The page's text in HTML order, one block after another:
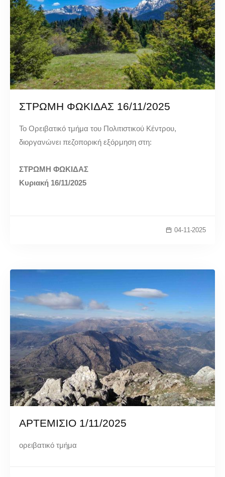
ΣΤΡΩΜΗ ΦΩΚΙΔΑΣ 16/11/2025
Το Ορειβατικό τμήμα του Πολιτιστικού Κέντρου,
διοργανώνει πεζοπορική εξόρμηση στη:
ΣΤΡΩΜΗ ΦΩΚΙΔΑΣ
Κυριακή 16/11/2025
04-11-2025
ΑΡΤΕΜΙΣΙΟ 1/11/2025
ορειβατικό τμήμα